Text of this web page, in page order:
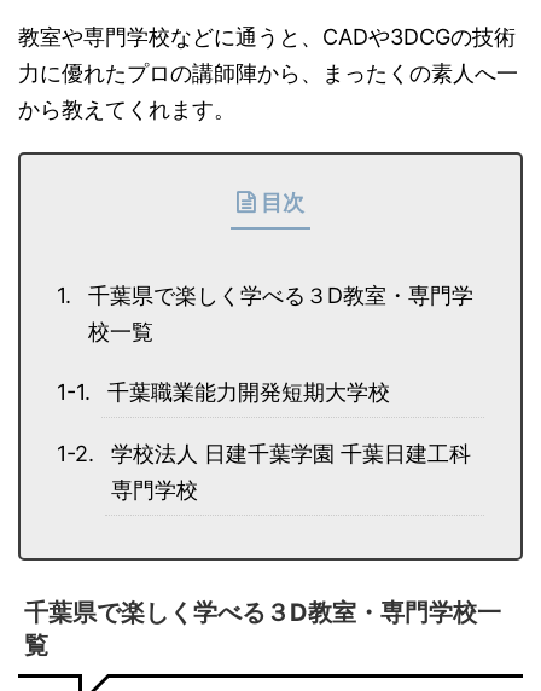
教室や専門学校などに通うと、CADや3DCGの技術
力に優れたプロの講師陣から、まったくの素人へ一
から教えてくれます。
目次
千葉県で楽しく学べる３D教室・専門学
校一覧
千葉職業能力開発短期大学校
学校法人 日建千葉学園 千葉日建工科
専門学校
千葉県で楽しく学べる３D教室・専門学校一
覧